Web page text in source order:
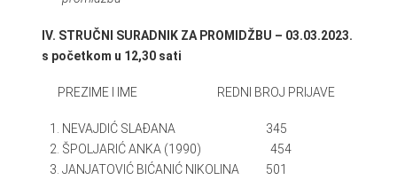
IV. STRUČNI SURADNIK ZA PROMIDŽBU – 03.03.2023.
s početkom u 12,30 sati
PREZIME I IME REDNI BROJ PRIJAVE
NEVAJDIĆ SLAĐANA 345
ŠPOLJARIĆ ANKA (1990) 454
JANJATOVIĆ BIĆANIĆ NIKOLINA 501